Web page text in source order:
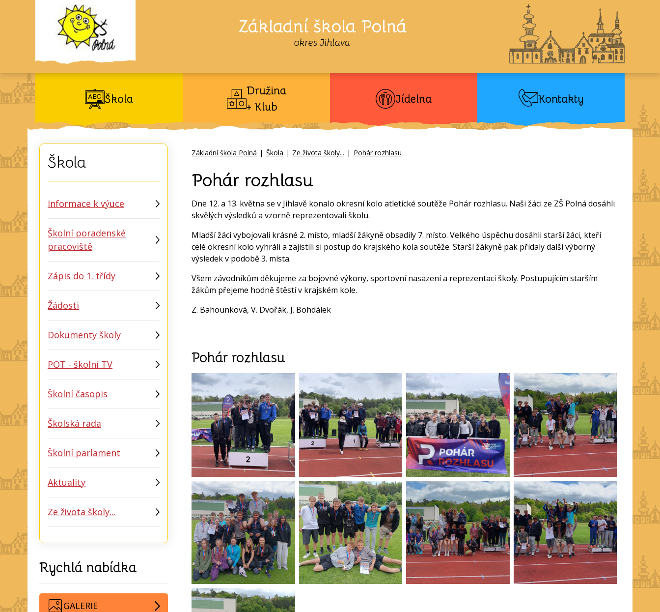
Základní škola Polná
okres Jihlava
Škola
Družina
+ Klub
Jídelna Kontakty
Základní škola Polná | Škola | Ze života školy... | Pohár rozhlasu
Pohár rozhlasu
Dne 12. a 13. května se v Jihlavě konalo okresní kolo atletické soutěže Pohár rozhlasu. Naši žáci ze ZŠ Polná dosáhli
skvělých výsledků a vzorně reprezentovali školu.
Mladší žáci vybojovali krásné 2. místo, mladší žákyně obsadily 7. místo. Velkého úspěchu dosáhli starší žáci, kteří
celé okresní kolo vyhráli a zajistili si postup do krajského kola soutěže. Starší žákyně pak přidaly další výborný
výsledek v podobě 3. místa.
Všem závodníkům děkujeme za bojovné výkony, sportovní nasazení a reprezentaci školy. Postupujícím starším
žákům přejeme hodně štěstí v krajském kole.
Z. Bahounková, V. Dvořák, J. Bohdálek
Pohár rozhlasu
Škola
Informace k výuce
Školní poradenské
pracoviště
Zápis do 1. třídy
Žádosti
Dokumenty školy
POT - školní TV
Školní časopis
Školská rada
Školní parlament
Aktuality
Ze života školy...
Rychlá nabídka
GALERIE